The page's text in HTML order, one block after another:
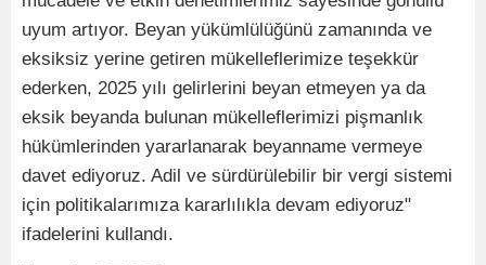
uyum artıyor. Beyan yükümlülüğünü zamanında ve
eksiksiz yerine getiren mükelleflerimize teşekkür
ederken, 2025 yılı gelirlerini beyan etmeyen ya da
eksik beyanda bulunan mükelleflerimizi pişmanlık
hükümlerinden yararlanarak beyanname vermeye
davet ediyoruz. Adil ve sürdürülebilir bir vergi sistemi
için politikalarımıza kararlılıkla devam ediyoruz"
ifadelerini kullandı.